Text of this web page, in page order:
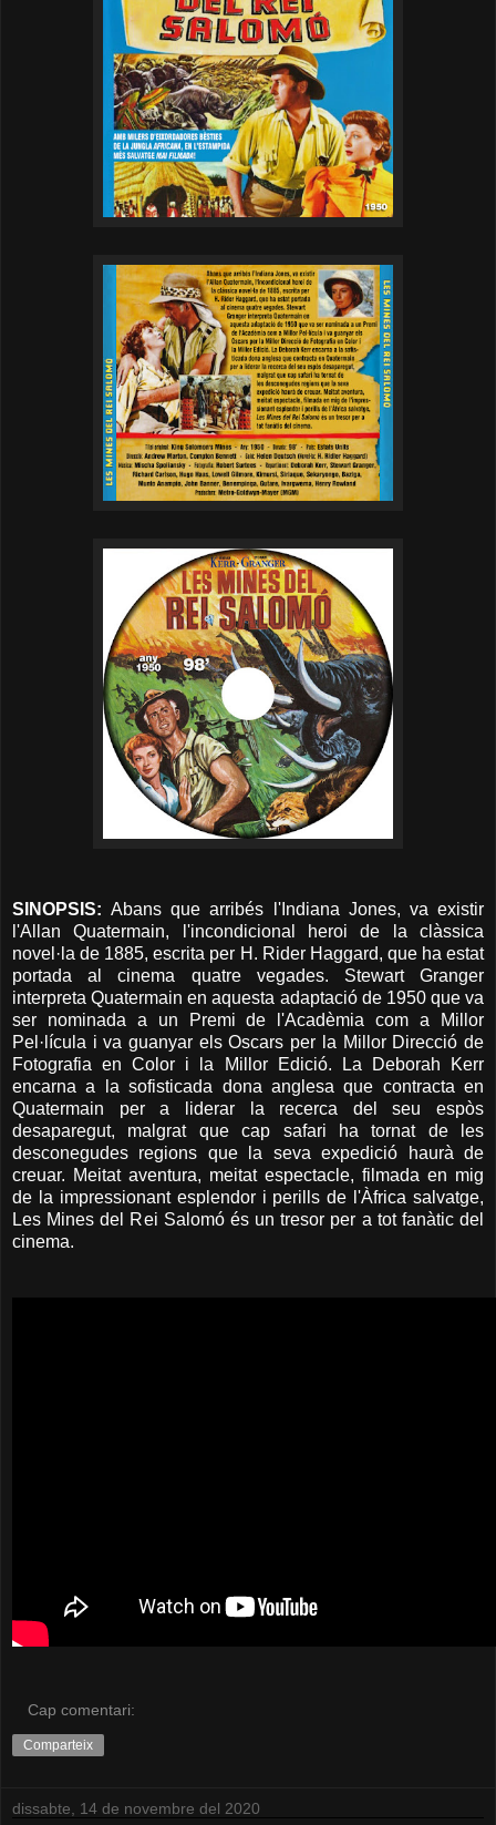
SINOPSIS: Abans que arribés l'Indiana Jones, va existir
l'Allan Quatermain, l'incondicional heroi de la clàssica
novel·la de 1885, escrita per H. Rider Haggard, que ha estat
portada al cinema quatre vegades. Stewart Granger
interpreta Quatermain en aquesta adaptació de 1950 que va
ser nominada a un Premi de l'Acadèmia com a Millor
Pel·lícula i va guanyar els Oscars per la Millor Direcció de
Fotografia en Color i la Millor Edició. La Deborah Kerr
encarna a la sofisticada dona anglesa que contracta en
Quatermain per a liderar la recerca del seu espòs
desaparegut, malgrat que cap safari ha tornat de les
desconegudes regions que la seva expedició haurà de
creuar. Meitat aventura, meitat espectacle, filmada en mig
de la impressionant esplendor i perills de l'Àfrica salvatge,
Les Mines del Rei Salomó és un tresor per a tot fanàtic del
cinema.
Cap comentari:
Comparteix
dissabte, 14 de novembre del 2020